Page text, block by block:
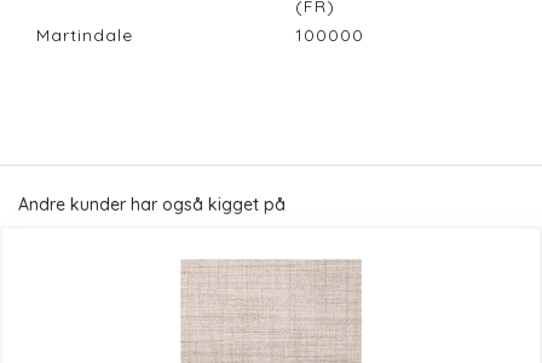
(FR)
Martindale
100000
Andre kunder har også kigget på